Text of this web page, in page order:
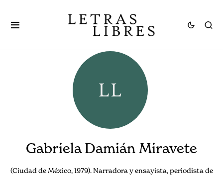
Gabriela Damián Miravete
(Ciudad de México, 1979). Narradora y ensayista, periodista de